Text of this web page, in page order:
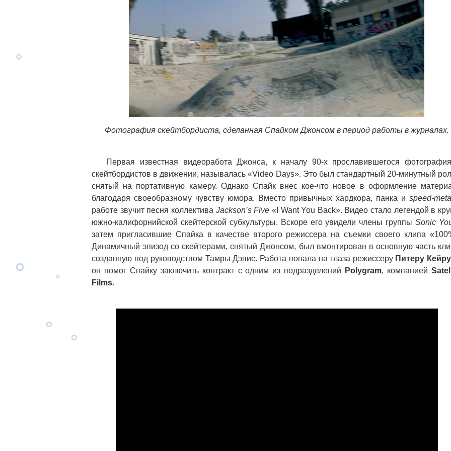
Фотография скейтбордиста, сделанная Спайком Джонсом в период работы в журналах.
Первая известная видеоработа Джонcа, к началу 90-х прославившегося
скейтбордистов в движении, называлась «Video Days». Это был стандартный 20-минутный
снятый на портативную камеру. Однако Спайк внес кое-что новое в оформление
благодаря своеобразному чувству юмора. Вместо привычных хардкора, панка и speed-
работе звучит песня коллектива Jackson’s Five «I Want You Back». Видео стало легендой в
южно-калифорнийской скейтерской субкультуры. Вскоре его увидели члены группыSonic
затем пригласившие Спайка в качестве второго режиссера на съемки своего клипа
Динамичный эпизод со скейтерами, снятый Джонcом, был вмонтирован в основную часть
созданную под руководством Тамры Дэвис. Работа попала на глаза режиссеру Питеру Кейру
он помог Спайку заключить контракт с одним из подразделений
Polygram, компанией
Films.